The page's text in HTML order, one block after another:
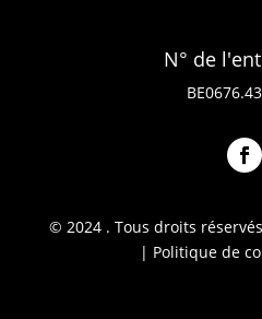
N° de
© 2024 . Tous droits
| Politique de